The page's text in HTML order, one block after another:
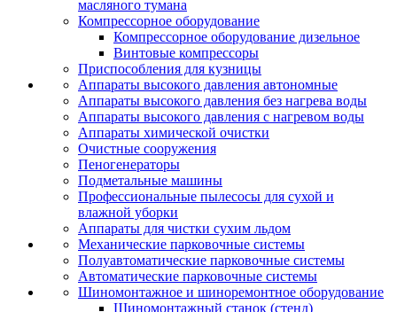
масляного тумана
Компрессорное оборудование
Компрессорное оборудование дизельное
Винтовые компрессоры
Приспособления для кузницы
Аппараты высокого давления автономные
Аппараты высокого давления без нагрева воды
Аппараты высокого давления с нагревом воды
Аппараты химической очистки
Очистные сооружения
Пеногенераторы
Подметальные машины
Профессиональные пылесосы для сухой и
влажной уборки
Аппараты для чистки сухим льдом
Механические парковочные системы
Полуавтоматические парковочные системы
Автоматические парковочные системы
Шиномонтажное и шиноремонтное оборудование
Шиномонтажный станок (стенд)